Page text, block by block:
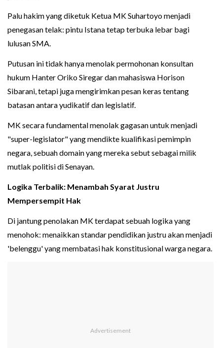
Palu hakim yang diketuk Ketua MK Suhartoyo menjadi
penegasan telak: pintu Istana tetap terbuka lebar bagi
lulusan SMA.
Putusan ini tidak hanya menolak permohonan konsultan
hukum Hanter Oriko Siregar dan mahasiswa Horison
Sibarani, tetapi juga mengirimkan pesan keras tentang
batasan antara yudikatif dan legislatif.
MK secara fundamental menolak gagasan untuk menjadi
"super-legislator" yang mendikte kualifikasi pemimpin
negara, sebuah domain yang mereka sebut sebagai milik
mutlak politisi di Senayan.
Logika Terbalik: Menambah Syarat Justru
Mempersempit Hak
Di jantung penolakan MK terdapat sebuah logika yang
menohok: menaikkan standar pendidikan justru akan menjadi
'belenggu' yang membatasi hak konstitusional warga negara.